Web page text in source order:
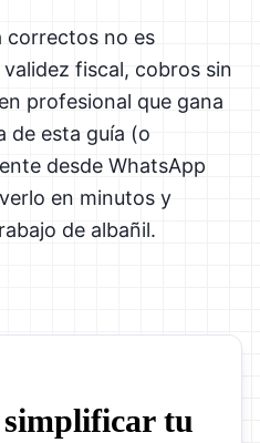
correctos no es
fiscal, cobros sin
profesional que gana
de esta guía (o
desde WhatsApp
en minutos y
de albañil.
tu